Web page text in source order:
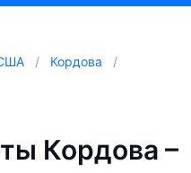
Кордова
Кордова –